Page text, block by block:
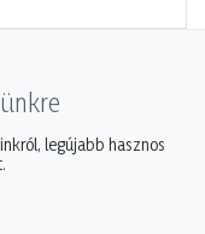
legújabb hasznos